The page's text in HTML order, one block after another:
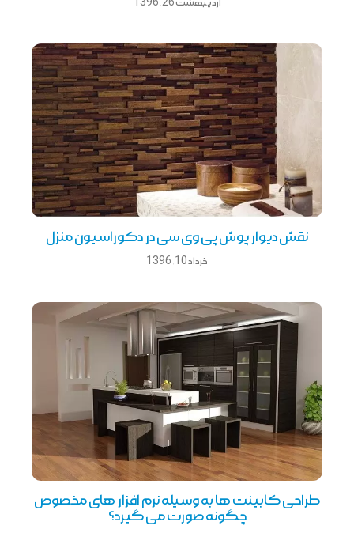
نقش ديوار پوش پی وی سی در دکوراسيون منزل
خرداد 10, 1396
طراحی کابینت ها به وسیله نرم افزار های مخصوص
چگونه صورت می گیرد؟